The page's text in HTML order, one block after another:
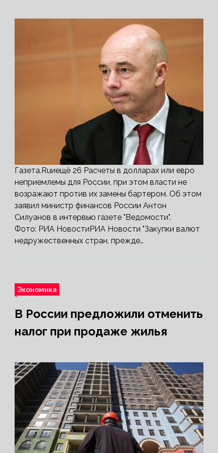
Газета.Ruиещё 26 Расчеты в долларах или евро
неприемлемы для России, при этом власти не
возражают против их замены бартером. Об этом
заявил министр финансов России Антон
Силуанов в интервью газете "Ведомости".
Фото: РИА НовостиРИА Новости "Закупки валют
недружественных стран, прежде…
Экономика
В России предложили отменить
налог при продаже жилья